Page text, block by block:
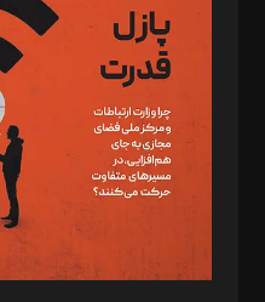
مصطفی مسجدی آرانی، ابوالفضل
رستمی،مصطفی باستان
ویرایش: نگار استاد‌‌آقا
طراح یونیفرم: مجید توکلی
فیلمبرداری و عکاسی: امیر شفیعی،
گرافیک و صفحه‌آرایی:
مد‌یر توسعه تجاری: کامبیز برید‌
امور مالی: شاپور رهبری، محمد‌